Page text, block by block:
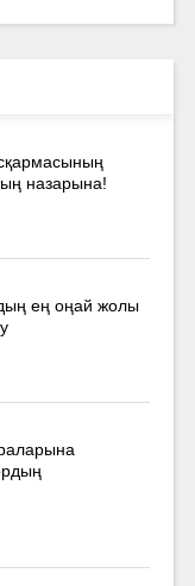
назарына!
ең оңай жолы